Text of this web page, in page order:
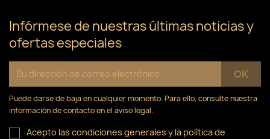
Infórmese de nuestras últimas noticias y
ofertas especiales
Puede darse de baja en cualquier momento. Para ello, consulte nuestra
información de contacto en el aviso legal.
Acepto las condiciones generales y la política de